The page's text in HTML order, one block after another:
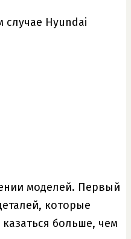
Hyundai
моделей. Первый
которые
больше, чем